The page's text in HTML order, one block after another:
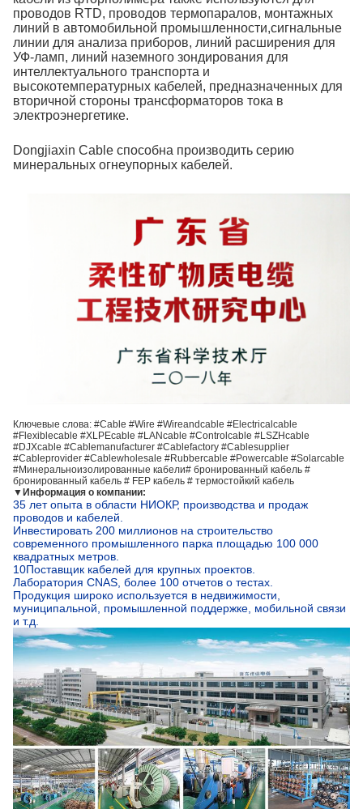
проводов RTD, проводов термопаралов, монтажных
линий в автомобильной промышленности,сигнальные
линии для анализа приборов, линий расширения для
УФ-ламп, линий наземного зондирования для
интеллектуального транспорта и
высокотемпературных кабелей, предназначенных для
вторичной стороны трансформаторов тока в
электроэнергетике.
Dongjiaxin Cable способна производить серию
минеральных огнеупорных кабелей.
Ключевые слова: #Cable #Wire #Wireandcable #Electricalcable
#Flexiblecable #XLPEcable #LANcable #Controlcable #LSZHcable
#DJXcable #Cablemanufacturer #Cablefactory #Cablesupplier
#Cableprovider #Cablewholesale #Rubbercable #Powercable #Solarcable
#Минеральноизолированные кабели# бронированный кабель #
бронированный кабель # FEP кабель # термостойкий кабель
▼ Информация о компании:
35 лет опыта в области НИОКР, производства и продаж
проводов и кабелей.
Инвестировать 200 миллионов на строительство
современного промышленного парка площадью 100 000
квадратных метров.
10Поставщик кабелей для крупных проектов.
Лаборатория CNAS, более 100 отчетов о тестах.
Продукция широко используется в недвижимости,
муниципальной, промышленной поддержке, мобильной связи
и т.д.